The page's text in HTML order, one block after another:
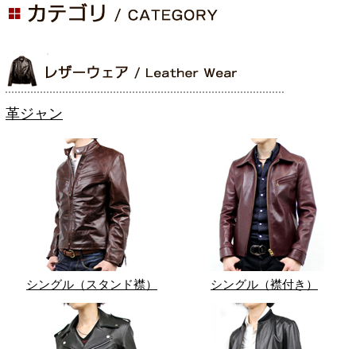
革ジャン
シングル（スタンド襟） シングル（襟付き）